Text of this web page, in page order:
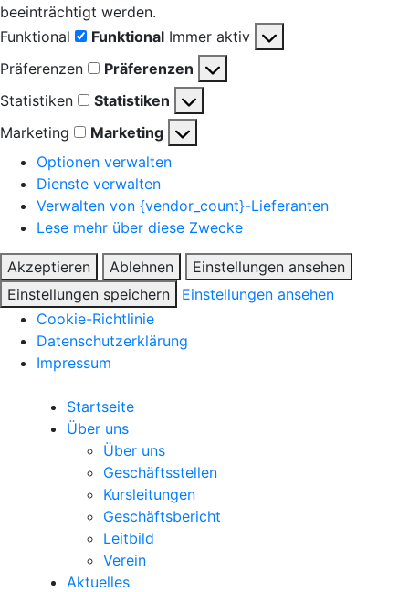
beeinträchtigt werden.
Funktional
Funktional Immer aktiv
Präferenzen
Präferenzen
Statistiken
Statistiken
Marketing
Marketing
Optionen verwalten
Dienste verwalten
Verwalten von {vendor_count}-Lieferanten
Lese mehr über diese Zwecke
Akzeptieren Ablehnen
Einstellungen ansehen
Einstellungen speichern
Einstellungen ansehen
Cookie-Richtlinie
Datenschutzerklärung
Impressum
Startseite
Über uns
Über uns
Geschäftsstellen
Kursleitungen
Geschäftsbericht
Leitbild
Verein
Aktuelles